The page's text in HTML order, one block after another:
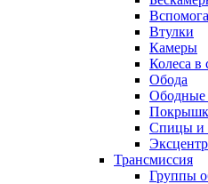
Втулки
Камеры
Колеса в
Обода
Ободные
Спицы и
Трансмиссия
Группы